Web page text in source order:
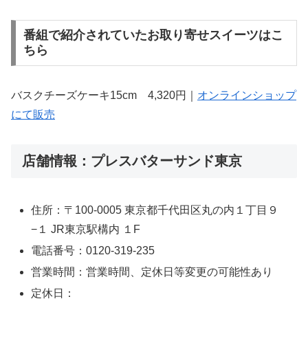
番組で紹介されていたお取り寄せスイーツはこ
ちら
バスクチーズケーキ15cm 4,320円｜ オンラインショップ
にて販売
店舗情報：プレスバターサンド東京
住所：〒100-0005 東京都千代田区丸の内１丁目９
−１ JR東京駅構内 １F
電話番号：0120-319-235
営業時間：営業時間、定休日等変更の可能性あり
定休日：